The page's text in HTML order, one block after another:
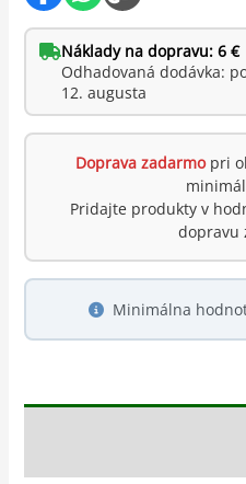
Náklady na dopravu: 6 €
Odhadovaná dodávka:
12. augusta
Doprava zadarmopri
Pridajte produkty v
dopravu
Minimálna